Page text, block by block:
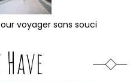
voyager sans souci